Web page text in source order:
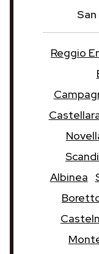
Reggio
Albinea